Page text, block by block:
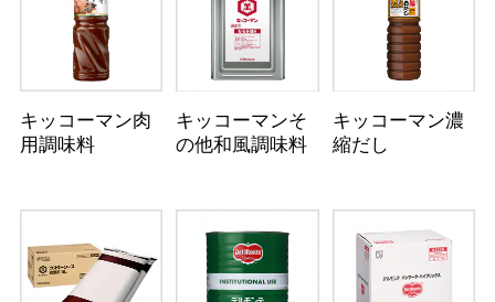
キッコーマン肉
用調味料
キッコーマンそ
の他和風調味料
キッコーマン濃
縮だし